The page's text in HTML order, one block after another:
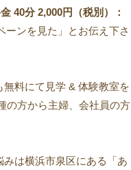
40分 2,000円（税別）：
ーンを見た」とお伝え下さ
無料にて見学 & 体験教室を
の方から主婦、会社員の方
は横浜市泉区にある「あ